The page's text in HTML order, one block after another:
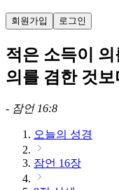
회원가입 로그인
적은 소득이
의를 겸한 것
- 잠언 16:8
오늘의 성경
잠언 16장